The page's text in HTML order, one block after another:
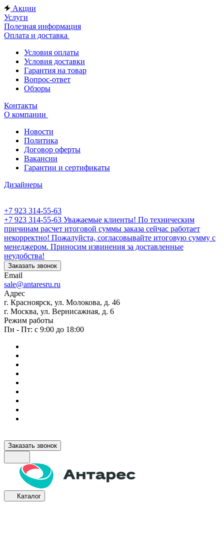
Акции
Услуги
Полезная информация
Оплата и доставка
Условия оплаты
Условия доставки
Гарантия на товар
Вопрос-ответ
Обзоры
Контакты
О компании
Новости
Политика
Договор оферты
Вакансии
Гарантии и сертификаты
Дизайнеры
+7 923 314-55-63
+7 923 314-55-63 Уважаемые клиенты! По техническим
причинам расчет итоговой суммы заказа сейчас работает
некорректно! Пожалуйста, согласовывайте итоговую сумму с
менеджером. Приносим извинения за доставленные
неудобства!
Заказать звонок
Email
sale@antaresru.ru
Адрес
г. Красноярск, ул. Молокова, д. 46
г. Москва, ул. Вернисажная, д. 6
Режим работы
Пн - Пт: с 9:00 до 18:00
Заказать звонок
Каталог